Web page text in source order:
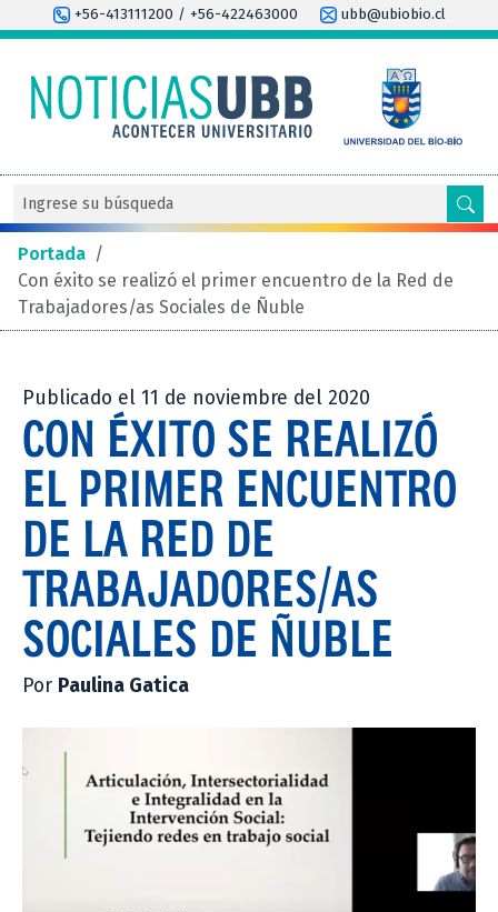
+56-413111200 / +56-422463000 ubb@ubiobio.cl
Portada /
Con éxito se realizó el primer encuentro de la Red de
Trabajadores/as Sociales de Ñuble
Publicado el 11 de noviembre del 2020
CON ÉXITO SE REALIZÓ
EL PRIMER ENCUENTRO
DE LA RED DE
TRABAJADORES/AS
SOCIALES DE ÑUBLE
Por Paulina Gatica